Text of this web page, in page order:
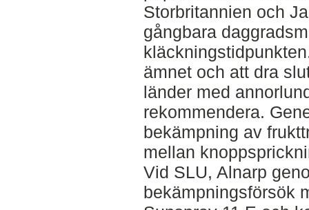
Storbritannien och
gångbara
ämnet och att dra
länder med
rekommendera.
bekämpning av
mellan
Vid SLU, Alnarp
bekämpningsförsök